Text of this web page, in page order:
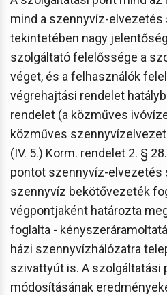
mind a szennyvíz-elvezetés
tekintetében nagy
szolgáltató felelőssége a
véget, és a felhasználók
végrehajtási rendelet
rendelet (a közműves
közműves
(IV. 5.) Korm. rendelet 2. §
pontot szennyvíz-elvezetés
szennyvíz bekötővezeték
végpontjaként határozta
foglalta -
házi szennyvízhálózatra
szivattyút is. A szolgáltatási
módosításának